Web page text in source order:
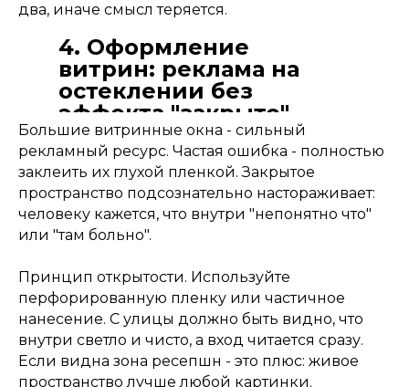
два, иначе смысл теряется.
4. Оформление
витрин: реклама на
остеклении без
эффекта "закрыто"
Большие витринные окна - сильный
рекламный ресурс. Частая ошибка - полностью
заклеить их глухой пленкой. Закрытое
пространство подсознательно настораживает:
человеку кажется, что внутри "непонятно что"
или "там больно".
Принцип открытости. Используйте
перфорированную пленку или частичное
нанесение. С улицы должно быть видно, что
внутри светло и чисто, а вход читается сразу.
Если видна зона ресепшн - это плюс: живое
пространство лучше любой картинки.